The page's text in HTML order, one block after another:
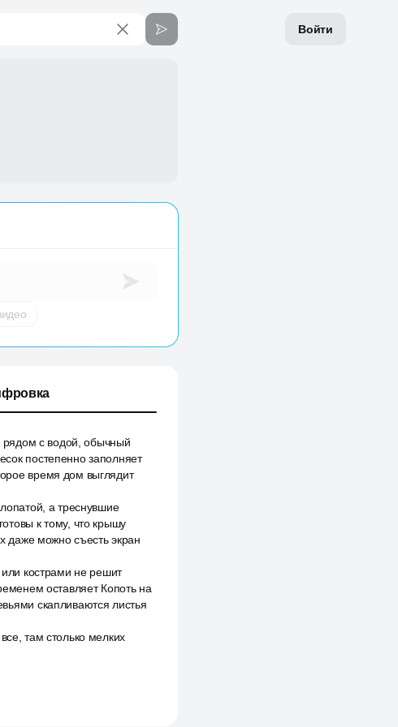
Войти
рядом с водой, обычный
постепенно заполняет
время дом выглядит
а треснувшие
к тому, что крышу
даже можно съесть экран
или кострами не решит
оставляет Копоть на
скапливаются листья
там столько мелких